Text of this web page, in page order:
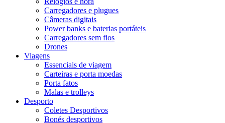
Carregadores e plugues
Câmeras digitais
Power banks e baterias portáteis
Carregadores sem fios
Drones
Viagens
Essenciais de viagem
Carteiras e porta moedas
Porta fatos
Malas e trolleys
Desporto
Coletes Desportivos
Bonés desportivos